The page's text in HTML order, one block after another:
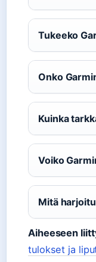
Tukeeko
Onko
Kuinka
Voiko
Mitä
Aiheeseen
tulokset ja